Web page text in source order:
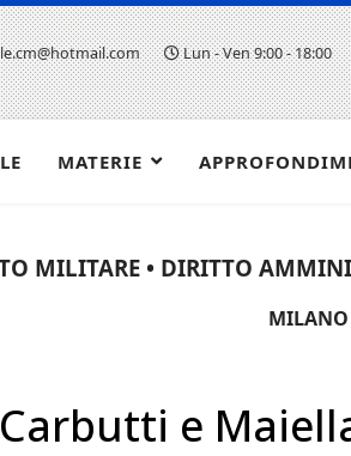
Lun - Ven 9:00 - 18:00
MATERIE
MILITARE • DIRITTO
MILANO
e